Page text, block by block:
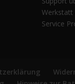
Werkstatt
Service